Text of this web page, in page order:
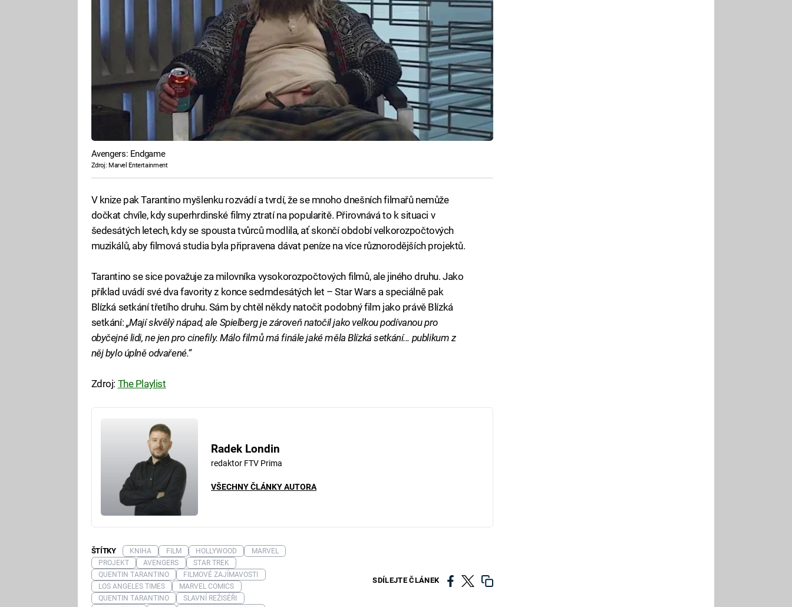
Avengers: Endgame
Zdroj: Marvel Entertainment
V knize pak Tarantino myšlenku rozvádí a tvrdí, že se mnoho dnešních filmařů nemůže
dočkat chvíle, kdy superhrdinské filmy ztratí na popularitě. Přirovnává to k situaci v
šedesátých letech, kdy se spousta tvůrců modlila, ať skončí období velkorozpočtových
muzikálů, aby filmová studia byla připravena dávat peníze na více různorodějších projektů.
Tarantino se sice považuje za milovníka vysokorozpočtových filmů, ale jiného druhu. Jako
příklad uvádí své dva favority z konce sedmdesátých let – Star Wars a speciálně pak
Blízká setkání třetího druhu. Sám by chtěl někdy natočit podobný film jako právě Blízká
setkání: „Mají skvělý nápad, ale Spielberg je zároveň natočil jako velkou podívanou pro
obyčejné lidi, ne jen pro cinefily. Málo filmů má finále jaké měla Blízká setkání... publikum z
něj bylo úplně odvařené.“
Zdroj: The Playlist
Radek Londin
redaktor FTV Prima
VŠECHNY ČLÁNKY AUTORA
SDÍLEJTE ČLÁNEK
ŠTÍTKY KNIHA FILM HOLLYWOOD
MARVEL
PROJEKT
AVENGERS
STAR TREK
QUENTIN TARANTINO
FILMOVÉ ZAJÍMAVOSTI
LOS ANGELES TIMES
MARVEL COMICS
QUENTIN TARANTINO
SLAVNÍ REŽISÉŘI